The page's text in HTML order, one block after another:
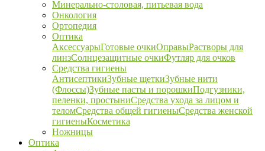
Минерально-столовая, питьевая вода
Онкология
Ортопедия
Оптика
АксессуарыГотовые очкиОправыРастворы для
линзСолнцезащитные очкиФутляр для очков
Средства гигиены
АнтисептикиЗубные щеткиЗубные нити
(Флоссы)Зубные пасты и порошкиПодгузники,
пеленки, простыниСредства ухода за лицом и
теломСредства общей гигиеныСредства женской
гигиеныКосметика
Ножницы
Оптика